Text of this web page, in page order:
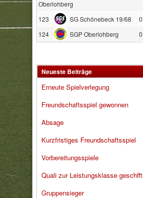
Oberlohberg
123 SG Schönebeck 19/68 0
124
SGP Oberlohberg 0
Neueste Beiträge
Erneute Spielverlegung
Freundschaftsspiel gewonnen
Absage
Kurzfristiges Freundschaftsspiel
Vorbereitungsspiele
Quali zur Leistungsklasse geschfft
Gruppensieger